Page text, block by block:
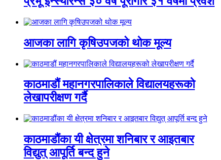
आजका लागि कृषिउपजको थोक मूल्य
काठमाडौं महानगरपालिकाले विद्यालयहरूको
लेखापरीक्षण गर्दै
काठमाडौंका यी क्षेत्रमा शनिबार र आइतबार
विद्युत् आपूर्ति बन्द हुने